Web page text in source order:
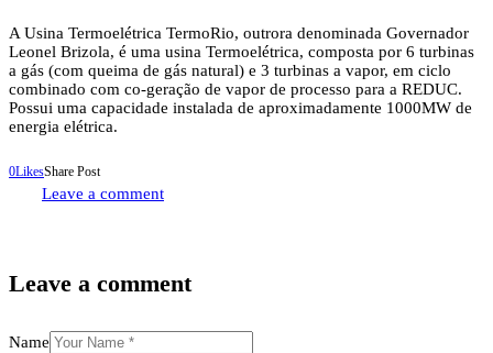
A Usina Termoelétrica TermoRio, outrora denominada Governador
Leonel Brizola, é uma usina Termoelétrica, composta por 6 turbinas
a gás (com queima de gás natural) e 3 turbinas a vapor, em ciclo
combinado com co-geração de vapor de processo para a REDUC.
Possui uma capacidade instalada de aproximadamente 1000MW de
energia elétrica.
0LikesShare Post
Leave a comment
Leave a comment
Name